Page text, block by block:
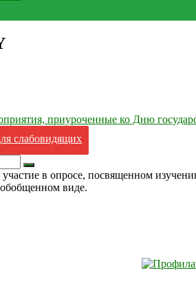
приуроченные ко Дню
слабовидящих
Искатьв опросе, посвященном
обобщенном виде.